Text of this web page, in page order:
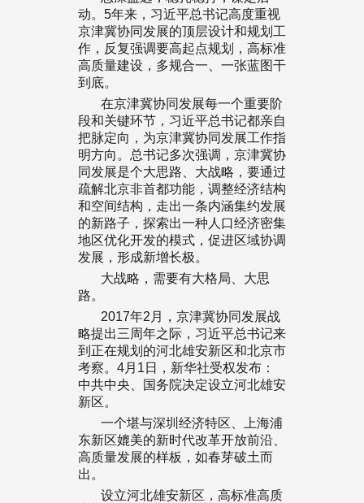
动。5年来，习近平总书记高度重视
京津冀协同发展的顶层设计和规划工
作，反复强调要高起点规划，高标准
高质量建设，多规合一、一张蓝图干
到底。
在京津冀协同发展每一个重要阶
段和关键环节，习近平总书记都亲自
把脉定向，为京津冀协同发展工作指
明方向。总书记多次强调，京津冀协
同发展是个大思路、大战略，要通过
疏解北京非首都功能，调整经济结构
和空间结构，走出一条内涵集约发展
的新路子，探索出一种人口经济密集
地区优化开发的模式，促进区域协调
发展，形成新增长极。
大战略，需要有大格局、大思
路。
2017年2月，京津冀协同发展战
略提出三周年之际，习近平总书记来
到正在规划的河北雄安新区和北京市
考察。4月1日，新华社受权发布：
中共中央、国务院决定设立河北雄安
新区。
一个堪与深圳经济特区、上海浦
东新区媲美的新时代改革开放前沿、
高质量发展的样板，如春芽破土而
出。
设立河北雄安新区，高标准高质